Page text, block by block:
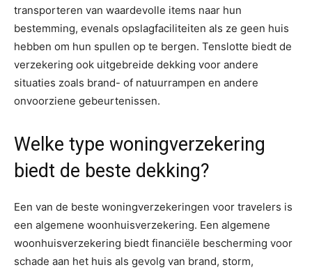
transporteren van waardevolle items naar hun
bestemming, evenals opslagfaciliteiten als ze geen huis
hebben om hun spullen op te bergen. Tenslotte biedt de
verzekering ook uitgebreide dekking voor andere
situaties zoals brand- of natuurrampen en andere
onvoorziene gebeurtenissen.
Welke type woningverzekering
biedt de beste dekking?
Een van de beste woningverzekeringen voor travelers is
een algemene woonhuisverzekering. Een algemene
woonhuisverzekering biedt financiële bescherming voor
schade aan het huis als gevolg van brand, storm,